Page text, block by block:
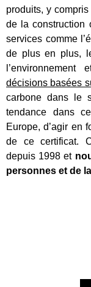
produits, y
de la construction
services comme
de plus en plus,
l’environnement
décisions basées
carbone dans le
tendance dans
Europe, d’agir en
de ce certificat.
depuis 1998 et
personnes et de